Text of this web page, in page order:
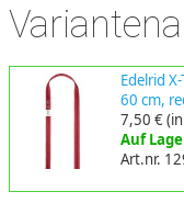
Edelrid
60 cm,
7,50 €
Auf
Art.nr.